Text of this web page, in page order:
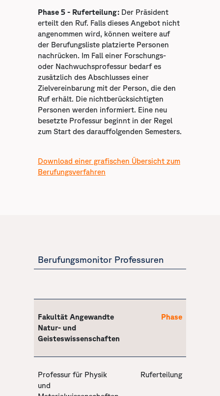
Phase 5 - Ruferteilung: Der Präsident
erteilt den Ruf. Falls dieses Angebot nicht
angenommen wird, können weitere auf
der Berufungsliste platzierte Personen
nachrücken. Im Fall einer Forschungs-
oder Nachwuchsprofessur bedarf es
zusätzlich des Abschlusses einer
Zielvereinbarung mit der Person, die den
Ruf erhält. Die nichtberücksichtigten
Personen werden informiert. Eine neu
besetzte Professur beginnt in der Regel
zum Start des darauffolgenden Semesters.
Download einer grafischen Übersicht zum
Berufungsverfahren
Berufungsmonitor Professuren
Fakultät Angewandte
Natur- und
Geisteswissenschaften
Phase
Professur für Physik
und
Ruferteilung